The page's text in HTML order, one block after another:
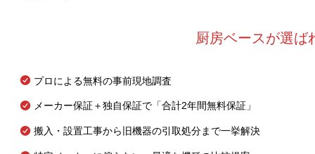
厨房ベースが選ば
プロによる無料の事前現地調査
メーカー保証＋独自保証で「合計2年間無料保証」
搬入・設置工事から旧機器の引取処分まで一挙解決